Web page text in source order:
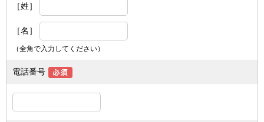
［姓］
［名］
（全角で入力してください）
電話番号